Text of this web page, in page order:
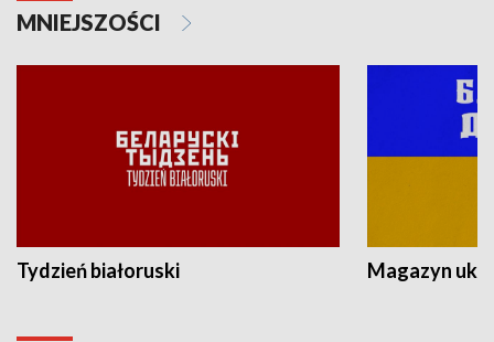
MNIEJSZOŚCI
Tydzień białoruski Magazyn